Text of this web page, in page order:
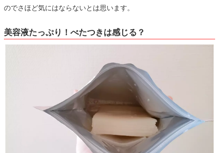
のでさほど気にはならないとは思います。
美容液たっぷり！べたつきは感じる？